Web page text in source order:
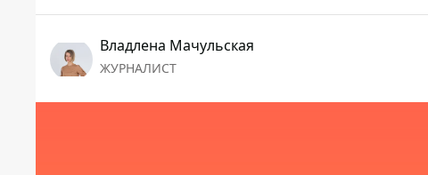
Владлена Мачульская
ЖУРНАЛИСТ